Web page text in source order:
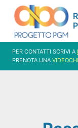
Salta
contenuto
PER CONTATTI SCRIVI A
PRENOTA UNA